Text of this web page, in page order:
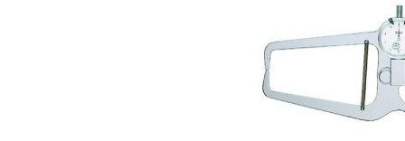
Nhật Bản
100,000 - 500,000 VNĐ (1) 1 triệu - 2